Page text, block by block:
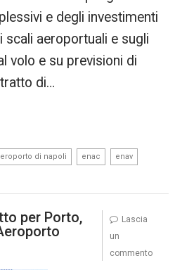
e degli investimenti
scali aeroportuali e sugli
volo e su previsioni di
di…
di napoli enac enav
per Porto,
Lascia
un
commento